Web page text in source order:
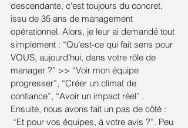
descendante, c'est toujours du concret,
issu de 35 ans de management
opérationnel. Alors, je leur ai demandé tout
simplement : “Qu’est-ce qui fait sens pour
VOUS, aujourd’hui, dans votre rôle de
manager ?” >> “Voir mon équipe
progresser”, “Créer un climat de
confiance”, “Avoir un impact réel” .
Ensuite, nous avons fait un pas de côté :
“Et pour vos équipes, à votre avis ?”. Peu